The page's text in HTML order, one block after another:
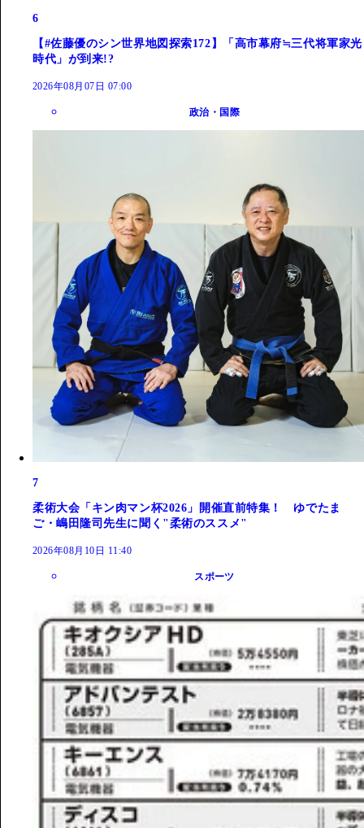
6
【#佐藤優のシン世界地図探索172】「高市幕府≒三代将軍家光
時代」が到来!?
2026年08月07日 07:00
政治・国際
7
柔術大会「キン肉マン杯2026」開催直前特集！ ゆでたま
ご・嶋田隆司先生に聞く"柔術のススメ"
2026年08月10日 11:40
スポーツ